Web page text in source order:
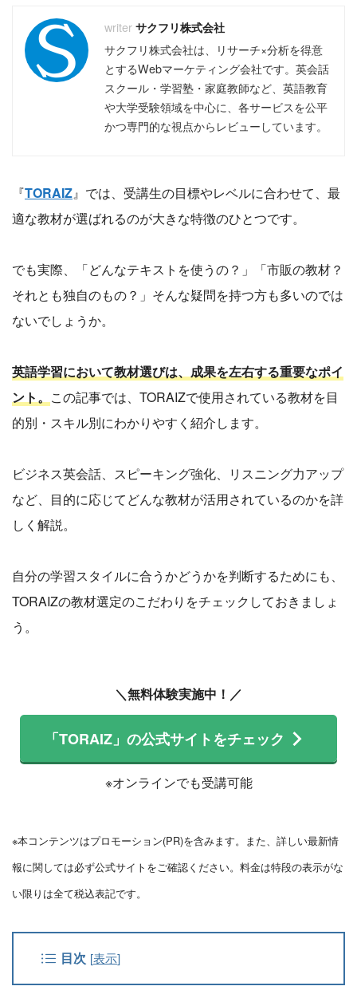
サクフリ株式会社
サクフリ株式会社は、リサーチ×分析を得意
とするWebマーケティング会社です。英会話
スクール・学習塾・家庭教師など、英語教育
や大学受験領域を中心に、各サービスを公平
かつ専門的な視点からレビューしています。
『TORAIZ』では、受講生の目標やレベルに合わせて、最
適な教材が選ばれるのが大きな特徴のひとつです。
でも実際、「どんなテキストを使うの？」「市販の教材？
それとも独自のもの？」そんな疑問を持つ方も多いのでは
ないでしょうか。
英語学習において教材選びは、成果を左右する重要なポイ
ント。 この記事では、TORAIZで使用されている教材を目
的別・スキル別にわかりやすく紹介します。
ビジネス英会話、スピーキング強化、リスニング力アップ
など、目的に応じてどんな教材が活用されているのかを詳
しく解説。
自分の学習スタイルに合うかどうかを判断するためにも、
TORAIZの教材選定のこだわりをチェックしておきましょ
う。
＼無料体験実施中！／
「TORAIZ」の公式サイトをチェック
※オンラインでも受講可能
※本コンテンツはプロモーション(PR)を含みます。また、詳しい最新情
報に関しては必ず公式サイトをご確認ください。料金は特段の表示がな
い限りは全て税込表記です。
目次 [表示]